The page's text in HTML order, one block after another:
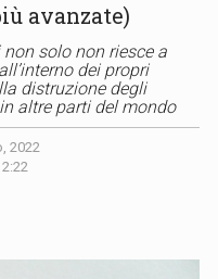
avanzate)
solo non riesce a
dei propri
distruzione degli
altre parti del mondo
2022